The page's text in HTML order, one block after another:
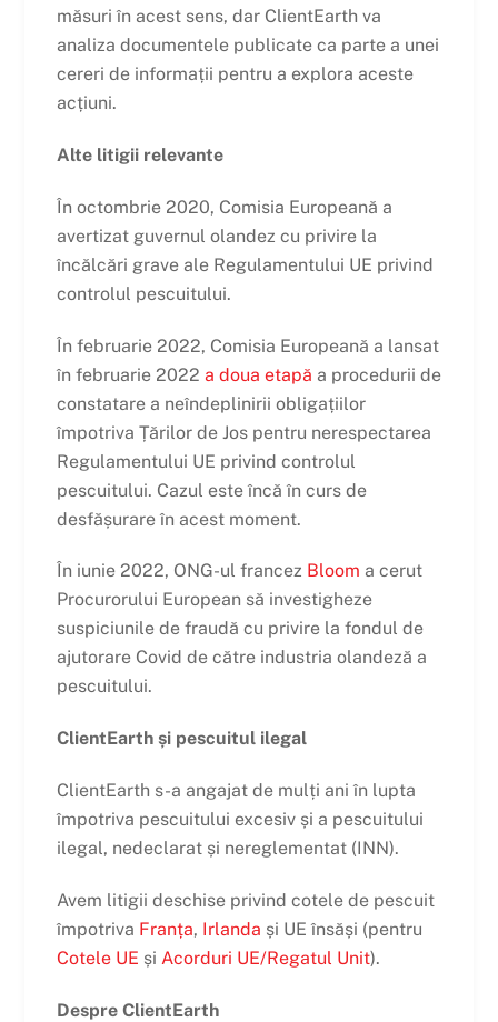
măsuri în acest sens, dar ClientEarth va
analiza documentele publicate ca parte a unei
cereri de informații pentru a explora aceste
acțiuni.
Alte litigii relevante
În octombrie 2020, Comisia Europeană a
avertizat guvernul olandez cu privire la
încălcări grave ale Regulamentului UE privind
controlul pescuitului.
În februarie 2022, Comisia Europeană a lansat
în februarie 2022 a doua etapă a procedurii de
constatare a neîndeplinirii obligațiilor
împotriva Țărilor de Jos pentru nerespectarea
Regulamentului UE privind controlul
pescuitului. Cazul este încă în curs de
desfășurare în acest moment.
În iunie 2022, ONG-ul francez Bloom a cerut
Procurorului European să investigheze
suspiciunile de fraudă cu privire la fondul de
ajutorare Covid de către industria olandeză a
pescuitului.
ClientEarth și pescuitul ilegal
ClientEarth s-a angajat de mulți ani în lupta
împotriva pescuitului excesiv și a pescuitului
ilegal, nedeclarat și nereglementat (INN).
Avem litigii deschise privind cotele de pescuit
împotriva Franța, Irlanda și UE însăși (pentru
Cotele UE și Acorduri UE/Regatul Unit).
Despre ClientEarth